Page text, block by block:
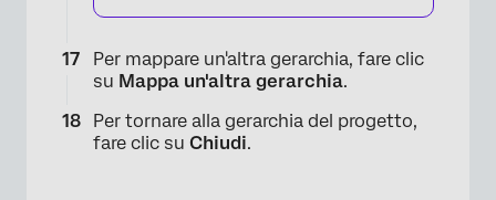
Per mappare un'altra gerarchia, fare clic
su Mappa un'altra gerarchia.
Per tornare alla gerarchia del progetto,
fare clic su Chiudi.